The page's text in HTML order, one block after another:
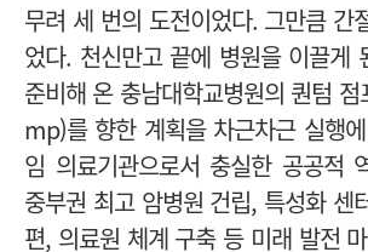
무려 세 번의 도전이었다. 그만큼 간
었다. 천신만고 끝에 병원을 이끌게
준비해 온 충남대학교병원의 퀀텀
mp)를 향한 계획을 차근차근 실행
임 의료기관으로서 충실한 공공적
중부권 최고 암병원 건립, 특성화 센
편, 의료원 체계 구축 등 미래 발전